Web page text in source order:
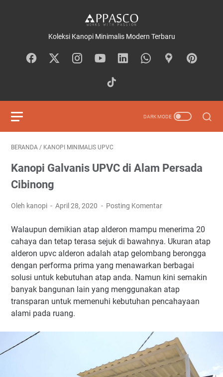
Koleksi Kanopi Minimalis Modern Terbaru
BERANDA / KANOPI MINIMALIS UPVC
Kanopi Galvanis UPVC di Alam Persada
Cibinong
Oleh kanopi April 28, 2020 Posting Komentar
Walaupun demikian atap alderon mampu menerima 20
cahaya dan tetap terasa sejuk di bawahnya. Ukuran atap
alderon upvc alderon adalah atap gelombang berongga
dengan performa prima yang menawarkan berbagai
solusi untuk kebutuhan atap anda. Namun kini semakin
banyak bangunan lain yang menggunakan atap
transparan untuk memenuhi kebutuhan pencahayaan
alami pada ruang.